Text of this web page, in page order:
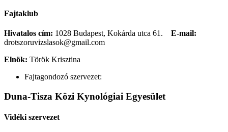
Fajtaklub
Hivatalos cím: 1028 Budapest, Kokárda utca 61. E-mail:
drotszoruvizslasok@gmail.com
Elnök: Török Krisztina
Fajtagondozó szervezet:
Duna-Tisza Közi Kynológiai Egyesület
Vidéki szervezet